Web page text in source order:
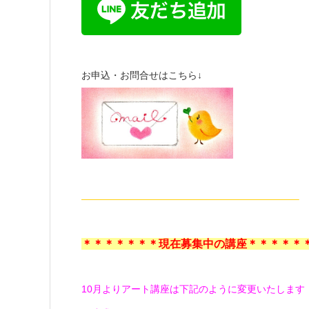
お申込・お問合せはこちら↓
——————————————————————–
＊＊＊＊＊＊＊現在募集中の講座＊＊＊＊＊
10月よりアート講座は下記のように変更いたします